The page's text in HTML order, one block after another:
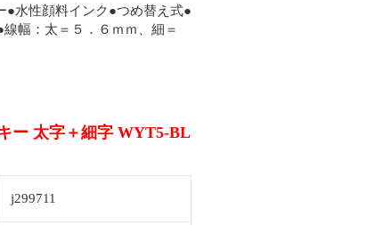
●水性顔料インク●つめ替え式●
幅：太＝５．６ｍｍ、細＝
ー 太字＋細字 WYT5-BL
j299711